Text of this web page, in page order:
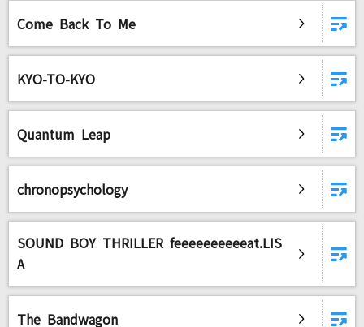
[生音]恋
カラオケをもっと楽しもう！
Come Back To Me
KYO-TO-KYO
Quantum Leap
chronopsychology
SOUND BOY THRILLER feeeeeeeeeeat.LIS
A
The Bandwagon